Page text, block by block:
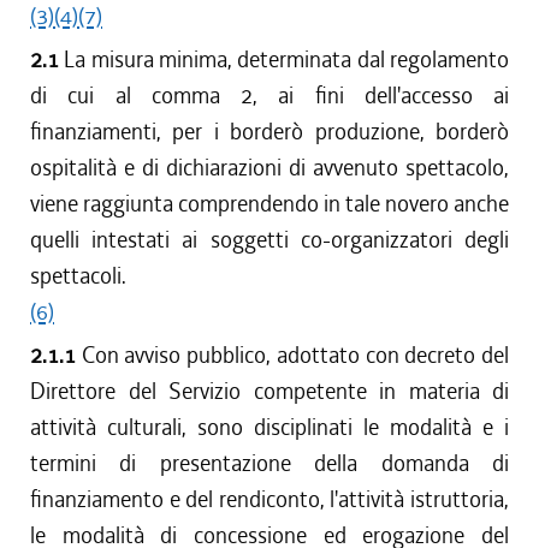
(3)(4)(7)
2.1 La misura minima, determinata dal regolamento
di cui al comma 2, ai fini dell'accesso ai
finanziamenti, per i borderò produzione, borderò
ospitalità e di dichiarazioni di avvenuto spettacolo,
viene raggiunta comprendendo in tale novero anche
quelli intestati ai soggetti co-organizzatori degli
spettacoli.
(6)
2.1.1 Con avviso pubblico, adottato con decreto del
Direttore del Servizio competente in materia di
attività culturali, sono disciplinati le modalità e i
termini di presentazione della domanda di
finanziamento e del rendiconto, l'attività istruttoria,
le modalità di concessione ed erogazione del